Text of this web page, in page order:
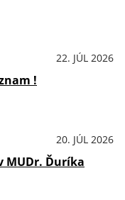
22. JÚL 2026
!
20. JÚL 2026
MUDr. Ďuríka